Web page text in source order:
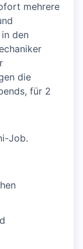
mehrere
den
die
für 2
Job.